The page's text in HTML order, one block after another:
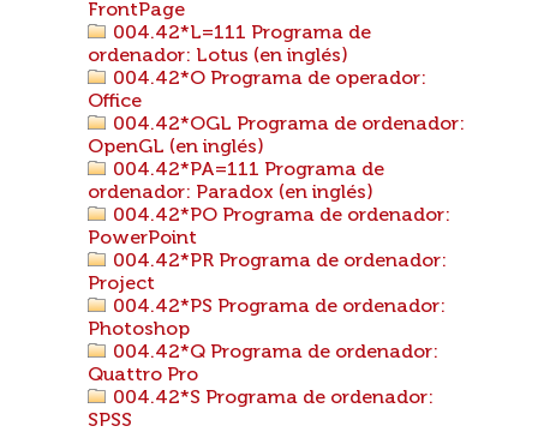
FrontPage
004.42*L=111 Programa de
ordenador: Lotus (en inglés)
004.42*O Programa de operador:
Office
004.42*OGL Programa de ordenador:
OpenGL (en inglés)
004.42*PA=111 Programa de
ordenador: Paradox (en inglés)
004.42*PO Programa de ordenador:
PowerPoint
004.42*PR Programa de ordenador:
Project
004.42*PS Programa de ordenador:
Photoshop
004.42*Q Programa de ordenador:
Quattro Pro
004.42*S Programa de ordenador:
SPSS